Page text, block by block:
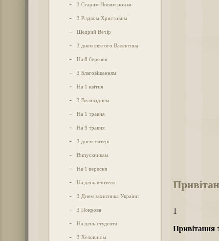
- З Старим Новим роком
- З Різдвом Христовим
- Щедрий Вечір
- З днем святого Валентина
- На 8 березня
- З Благовіщенням
- На 1 квітня
- З Великоднем
- На 1 травня
- На 9 травня
- З днем матері
- Випускникам
- На 1 вересня
- На день вчителя
- З Днем захисника України
- З Покрова
- На день студента
- З Хеловіном
1
Привітання